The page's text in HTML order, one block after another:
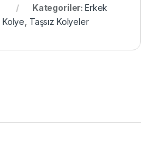
Kategoriler: Erkek
Kolye Taşsız Kolyeler